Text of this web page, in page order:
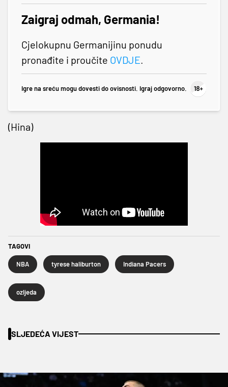
Zaigraj odmah, Germania!
Cjelokupnu Germanijinu ponudu
pronađite i proučite OVDJE.
Igre na sreću mogu dovesti do ovisnosti. Igraj odgovorno.
(Hina)
TAGOVI
NBA tyrese haliburton Indiana Pacers
ozljeda
SLJEDEĆA VIJEST